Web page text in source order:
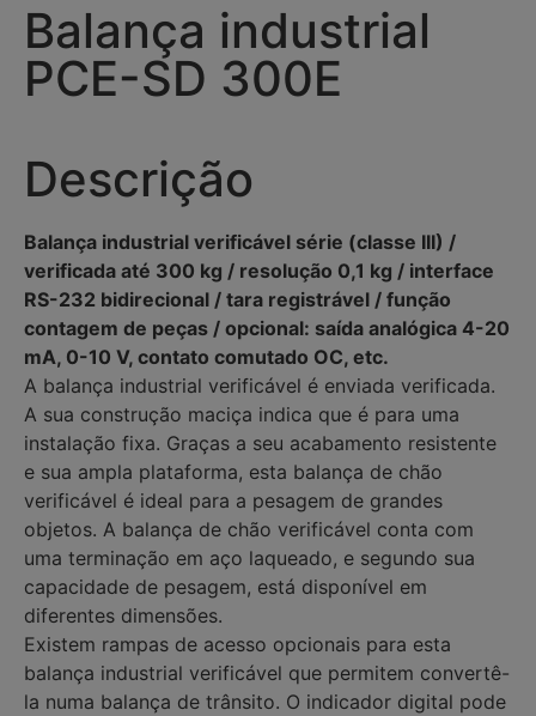
Balança industrial
PCE-SD 300E
Descrição
Balança industrial verificável série (classe III) /
verificada até 300 kg / resolução 0,1 kg / interface
RS-232 bidirecional / tara registrável / função
contagem de peças / opcional: saída analógica 4-20
mA, 0-10 V, contato comutado OC, etc.
A balança industrial verificável é enviada verificada.
A sua construção maciça indica que é para uma
instalação fixa. Graças a seu acabamento resistente
e sua ampla plataforma, esta balança de chão
verificável é ideal para a pesagem de grandes
objetos. A balança de chão verificável conta com
uma terminação em aço laqueado, e segundo sua
capacidade de pesagem, está disponível em
diferentes dimensões.
Existem rampas de acesso opcionais para esta
balança industrial verificável que permitem convertê-
la numa balança de trânsito. O indicador digital pode